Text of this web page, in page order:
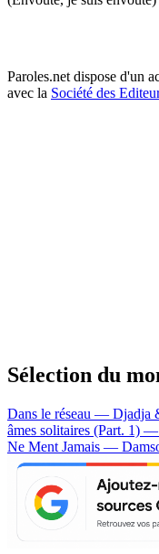
Paroles.net dispose d'un
avec la Société des
Sélection du
Dans le réseau — Djadja
âmes solitaires (Part. 1)
Ne Ment Jamais —